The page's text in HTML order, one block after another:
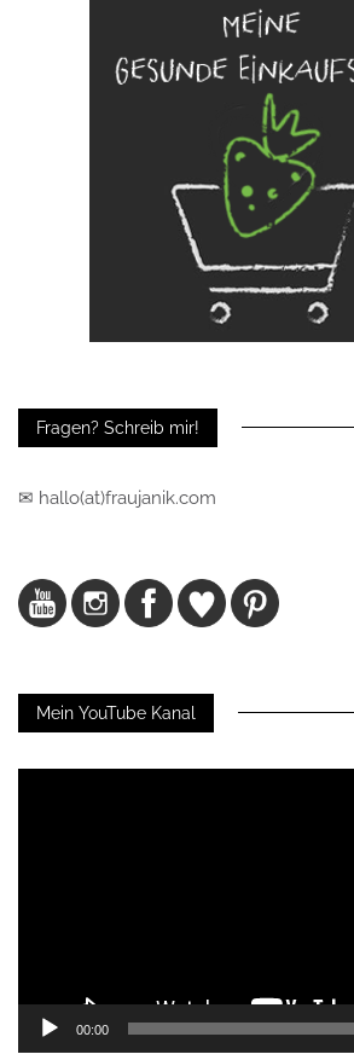
Fragen? Schreib mir!
✉ hallo(at)fraujanik.com
Mein YouTube Kanal
00:00